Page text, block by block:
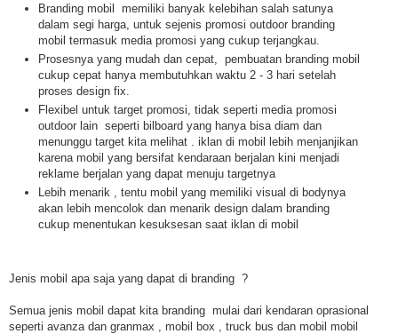
Branding mobil memiliki banyak kelebihan salah satunya
dalam segi harga, untuk sejenis promosi outdoor branding
mobil termasuk media promosi yang cukup terjangkau.
Prosesnya yang mudah dan cepat, pembuatan branding mobil
cukup cepat hanya membutuhkan waktu 2 - 3 hari setelah
proses design fix.
Flexibel untuk target promosi, tidak seperti media promosi
outdoor lain seperti bilboard yang hanya bisa diam dan
menunggu target kita melihat . iklan di mobil lebih menjanjikan
karena mobil yang bersifat kendaraan berjalan kini menjadi
reklame berjalan yang dapat menuju targetnya
Lebih menarik , tentu mobil yang memiliki visual di bodynya
akan lebih mencolok dan menarik design dalam branding
cukup menentukan kesuksesan saat iklan di mobil
Jenis mobil apa saja yang dapat di branding ?
Semua jenis mobil dapat kita branding mulai dari kendaran oprasional
seperti avanza dan granmax , mobil box , truck bus dan mobil mobil